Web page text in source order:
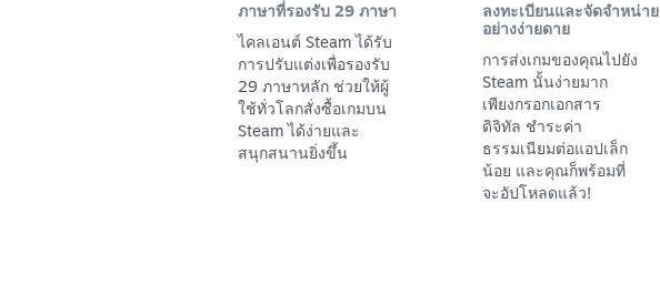
ภาษาที่รองรับ 29 ภาษา
ไคลเอนต์ Steam ได้รับ
การปรับแต่งเพื่อรองรับ
29 ภาษาหลัก ช่วยให้ผู้
ใช้ทั่วโลกสั่งซื้อเกมบน
Steam ได้ง่ายและ
สนุกสนานยิ่งขึ้น
ลงทะเบียนและจัดจำหน่าย
อย่างง่ายดาย
การส่งเกมของคุณไปยัง
Steam นั้นง่ายมาก
เพียงกรอกเอกสาร
ดิจิทัล ชำระค่า
ธรรมเนียมต่อแอปเล็ก
น้อย และคุณก็พร้อมที่
จะอัปโหลดแล้ว!